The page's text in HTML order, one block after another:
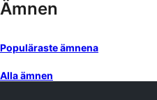
Ämnen
Populäraste ämnena
Alla ämnen